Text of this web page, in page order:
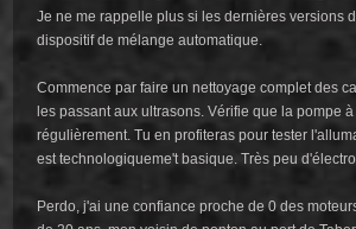
Je ne me rappelle plus si les dernières versions
dispositif de mélange automatique.
Commence par faire un nettoyage complet des
les passant aux ultrasons. Vérifie que la pompe
régulièrement. Tu en profiteras pour tester
est technologiqueme't basique. Très peu
Perdo, j'ai une confiance proche de 0 des